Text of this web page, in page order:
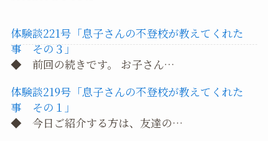
体験談221号「息子さんの不登校が教えてくれた
事 その３」
◆ 前回の続きです。 お子さん…
体験談219号「息子さんの不登校が教えてくれた
事 その１」
◆ 今日ご紹介する方は、友達の…